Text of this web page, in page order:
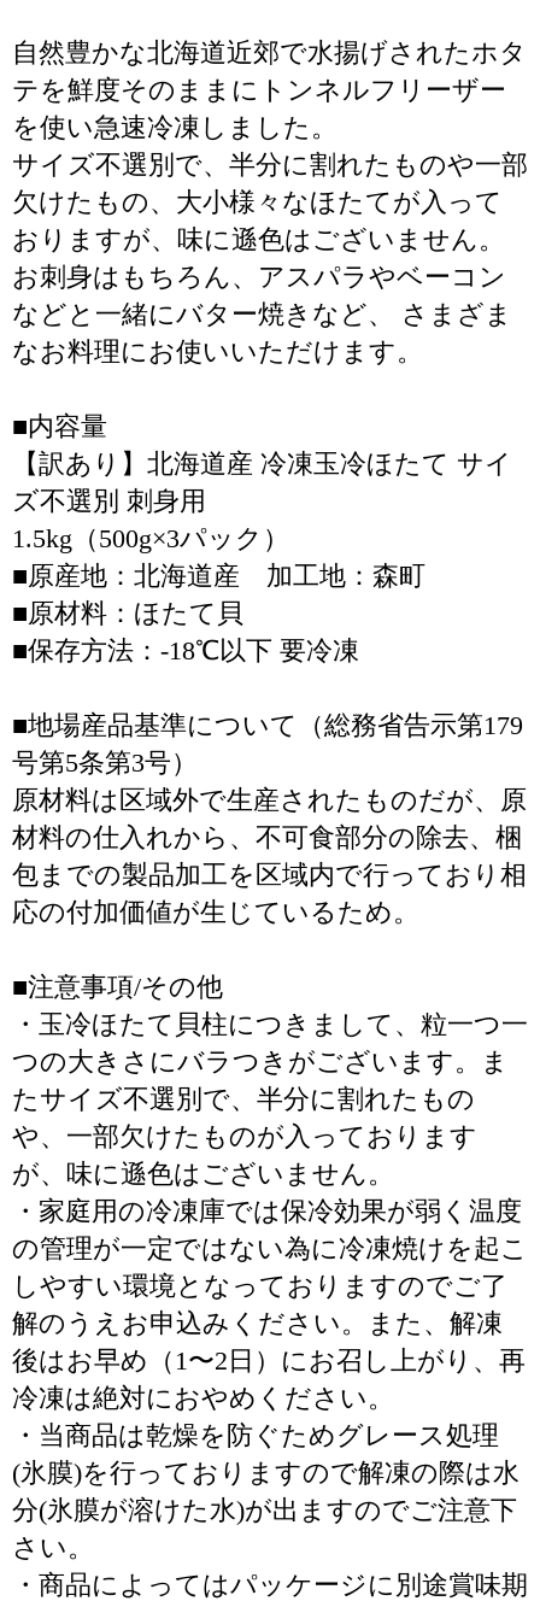
自然豊かな北海道近郊で水揚げされたホタ
テを鮮度そのままにトンネルフリーザー
を使い急速冷凍しました。
サイズ不選別で、半分に割れたものや一部
欠けたもの、大小様々なほたてが入って
おりますが、味に遜色はございません。
お刺身はもちろん、アスパラやベーコン
などと一緒にバター焼きなど、 さまざま
なお料理にお使いいただけます。
■内容量
【訳あり】北海道産 冷凍玉冷ほたて サイ
ズ不選別 刺身用
1.5kg（500g×3パック）
■原産地：北海道産 加工地：森町
■原材料：ほたて貝
■保存方法：-18℃以下 要冷凍
■地場産品基準について（総務省告示第179
号第5条第3号）
原材料は区域外で生産されたものだが、原
材料の仕入れから、不可食部分の除去、梱
包までの製品加工を区域内で行っており相
応の付加価値が生じているため。
■注意事項/その他
・玉冷ほたて貝柱につきまして、粒一つ一
つの大きさにバラつきがございます。ま
たサイズ不選別で、半分に割れたもの
や、一部欠けたものが入っております
が、味に遜色はございません。
・家庭用の冷凍庫では保冷効果が弱く温度
の管理が一定ではない為に冷凍焼けを起こ
しやすい環境となっておりますのでご了
解のうえお申込みください。また、解凍
後はお早め（1〜2日）にお召し上がり、再
冷凍は絶対におやめください。
・当商品は乾燥を防ぐためグレース処理
(氷膜)を行っておりますので解凍の際は水
分(氷膜が溶けた水)が出ますのでご注意下
さい。
・商品によってはパッケージに別途賞味期